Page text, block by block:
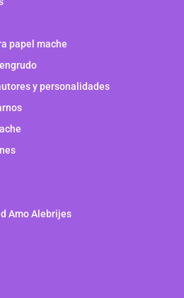
papel mache
y personalidades
Amo Alebrijes